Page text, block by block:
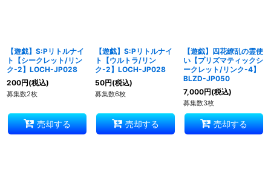
【遊戯】S:Pリトルナイ
ト【シークレット/リン
ク-2】LOCH-JP028
200円(税込)
募集数2枚
売却する
【遊戯】S:Pリトルナイ
ト【ウルトラ/リン
ク-2】LOCH-JP028
50円(税込)
募集数6枚
売却する
【遊戯】四花繚乱の霊使
い【プリズマティックシ
ークレット/リンク-4】
BLZD-JP050
7,000円(税込)
募集数3枚
売却する